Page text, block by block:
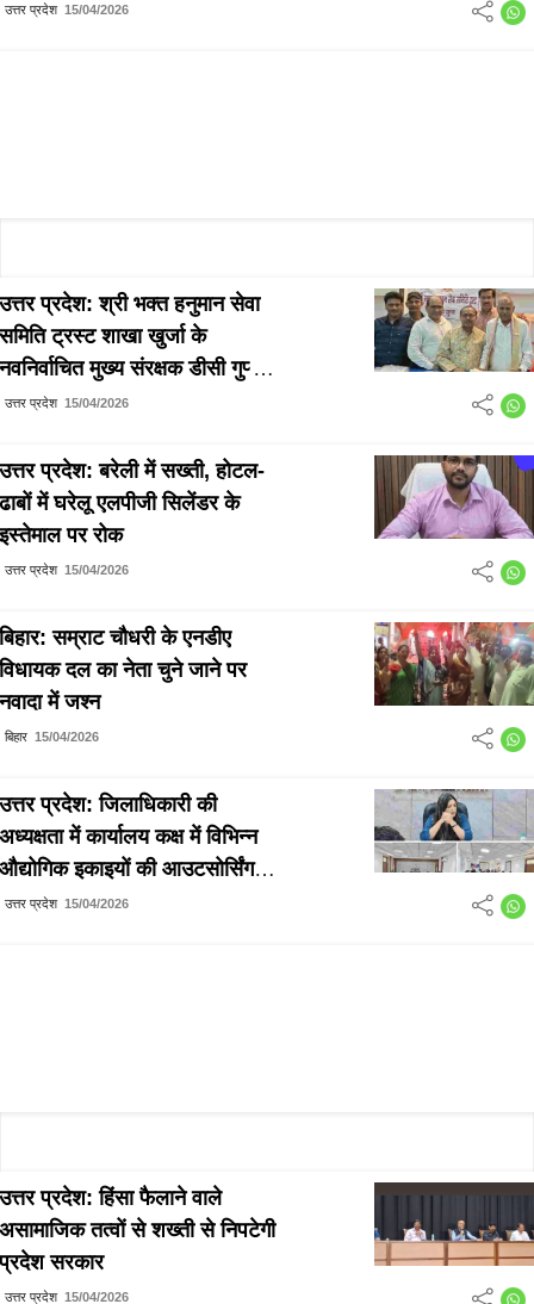
उत्तर प्रदेश 15/04/2026
उत्तर प्रदेश: श्री भक्त हनुमान सेवा
समिति ट्रस्ट शाखा खुर्जा के
नवनिर्वाचित मुख्य संरक्षक डीसी गुप्ता
सर्वसम्मति से घोषित
उत्तर प्रदेश 15/04/2026
उत्तर प्रदेश: बरेली में सख्ती, होटल-
ढाबों में घरेलू एलपीजी सिलेंडर के
इस्तेमाल पर रोक
उत्तर प्रदेश 15/04/2026
बिहार: सम्राट चौधरी के एनडीए
विधायक दल का नेता चुने जाने पर
नवादा में जश्न
बिहार 15/04/2026
उत्तर प्रदेश: जिलाधिकारी की
अध्यक्षता में कार्यालय कक्ष में विभिन्न
औद्योगिक इकाइयों की आउटसोर्सिंग
एजेन्सी/संविदाकारों की बैठक सम्पन्न
उत्तर प्रदेश 15/04/2026
उत्तर प्रदेश: हिंसा फैलाने वाले
असामाजिक तत्वों से शख्ती से निपटेगी
प्रदेश सरकार
उत्तर प्रदेश 15/04/2026